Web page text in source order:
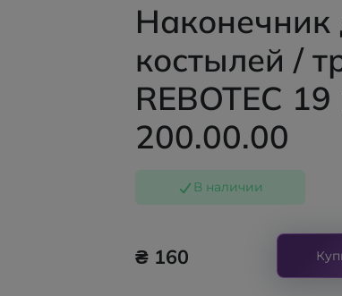
Наконечник
костылей /
REBOTEC
200.00.00
В наличии
₴ 160